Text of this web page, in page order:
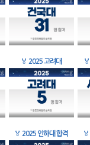
🏅 2025 고려대 🏅
🏅 2025 인하대 합격 🏅